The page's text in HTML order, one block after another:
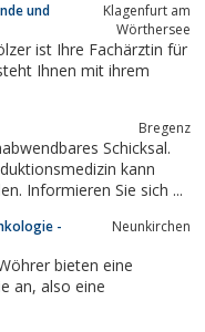
und
Klagenfurt am
Wörthersee
ist Ihre Fachärztin für
Ihnen mit ihrem
Bregenz
Schicksal.
kann
Informieren Sie sich ...
-
Neunkirchen
bieten eine
eine